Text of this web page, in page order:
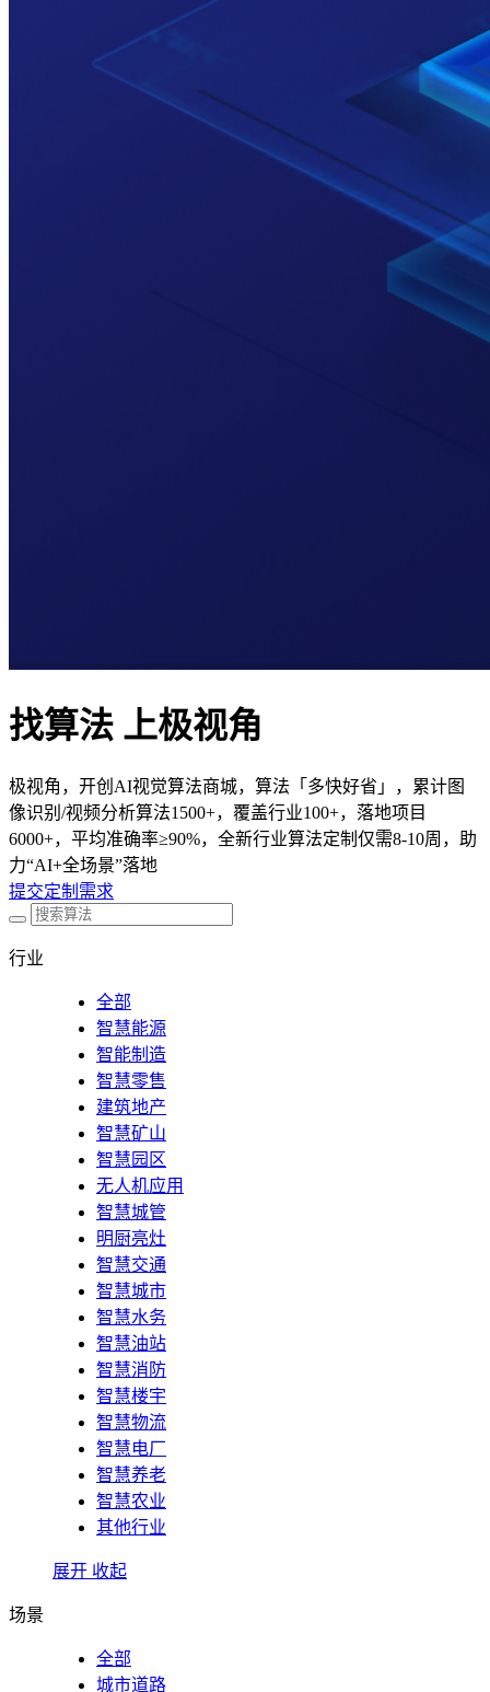
找算法 上极视角
极视角，开创AI视觉算法商城，算法「多快好省」，累计图
像识别/视频分析算法1500+，覆盖行业100+，落地项目
6000+，平均准确率≥90%，全新行业算法定制仅需8-10周，助
力“AI+全场景”落地
提交定制需求
行业
全部
智慧能源
智能制造
智慧零售
建筑地产
智慧矿山
智慧园区
无人机应用
智慧城管
明厨亮灶
智慧交通
智慧城市
智慧水务
智慧油站
智慧消防
智慧楼宇
智慧物流
智慧电厂
智慧养老
智慧农业
其他行业
展开 收起
场景
全部
城市道路